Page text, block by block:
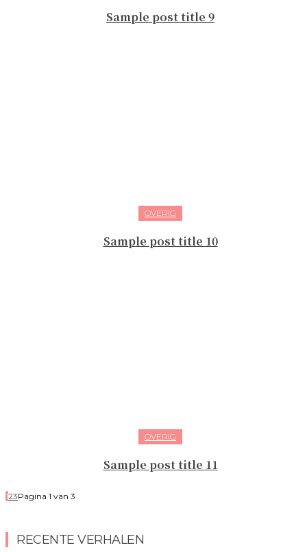
Sample post title 9
OVERIG
Sample post title 10
OVERIG
Sample post title 11
123Pagina 1 van 3
RECENTE VERHALEN